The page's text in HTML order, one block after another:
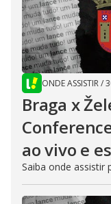
ONDE ASSISTIR/
Braga x
ao vivo e
Saiba onde assistir